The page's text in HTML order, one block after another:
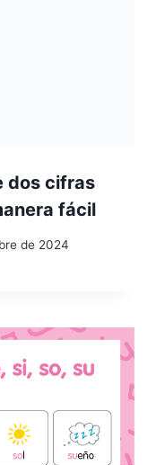
dos cifras
fácil
de 2024